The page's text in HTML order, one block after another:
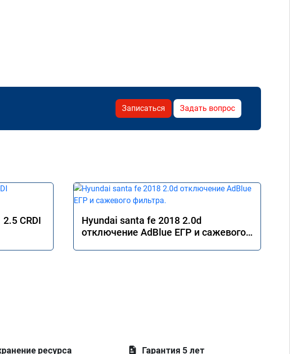
Записаться Задать вопрос
CRDI
Hyundai santa fe 2018 2.0d
отключение AdBlue ЕГР и сажевого
ресурса Гарантия 5 лет